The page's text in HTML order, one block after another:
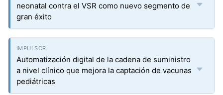
neonatal contra el VSR como nuevo segmento de
gran éxito
Automatización digital de la cadena de suministro
a nivel clínico que mejora la captación de vacunas
pediátricas